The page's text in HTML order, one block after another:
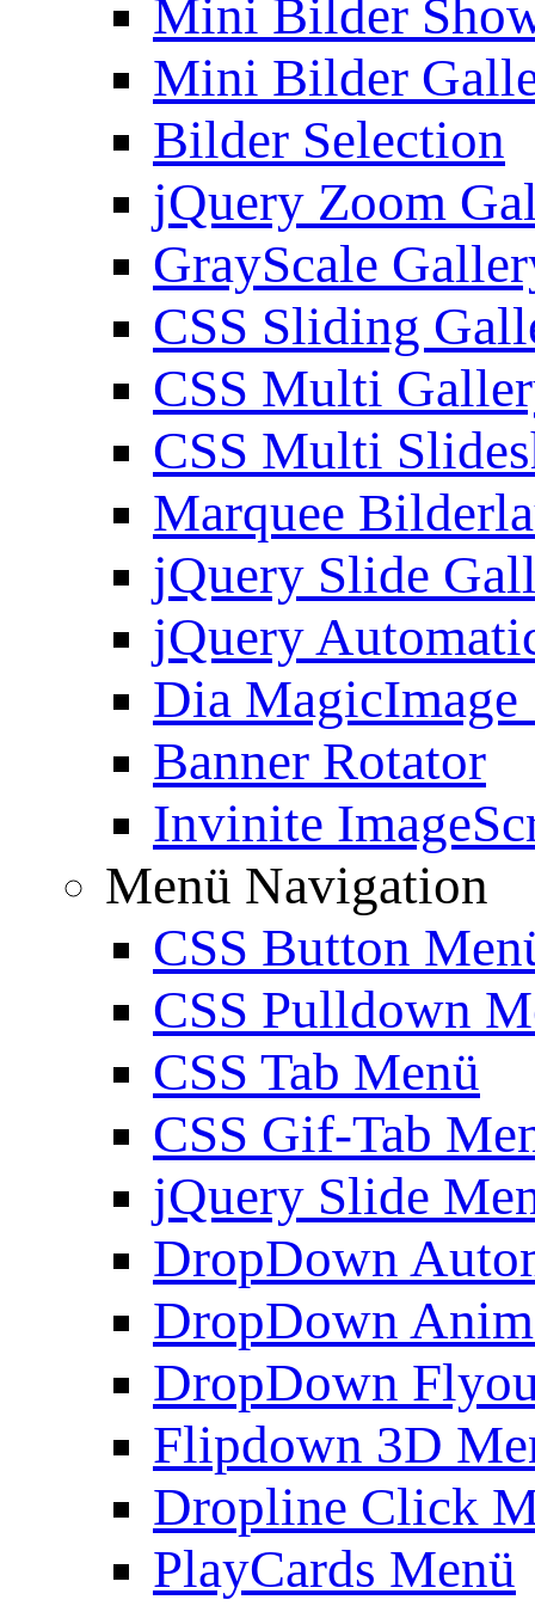
Mini Bilder
Mini Bilder
Bilder Selection
jQuery Zoom
GrayScale
CSS Sliding
CSS Multi
CSS Multi
Marquee
jQuery Slide
jQuery
Dia MagicImage
Banner Rotator
Invinite
Menü Navigation
CSS Button
CSS Pulldown
CSS Tab Menü
CSS Gif-Tab
jQuery Slide
DropDown
DropDown
DropDown
Flipdown 3D
Dropline Click
PlayCards Menü